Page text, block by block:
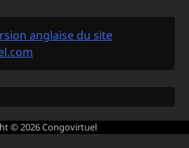
anglaise du site
© 2026Congovirtuel